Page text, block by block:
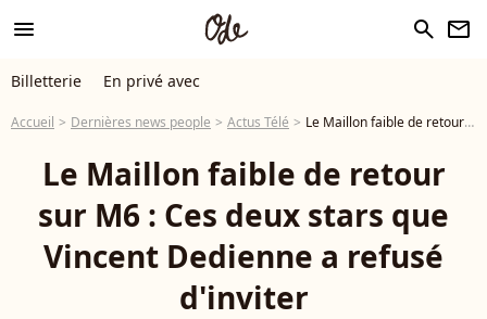
menu search newsletter
Billetterie En privé avec
Accueil Dernières news people Actus Télé Le Maillon faible de retour sur M6 : Ces deux stars que Vincent Dedienne a refusé d'inviter
Le Maillon faible de retour
sur M6 : Ces deux stars que
Vincent Dedienne a refusé
d'inviter